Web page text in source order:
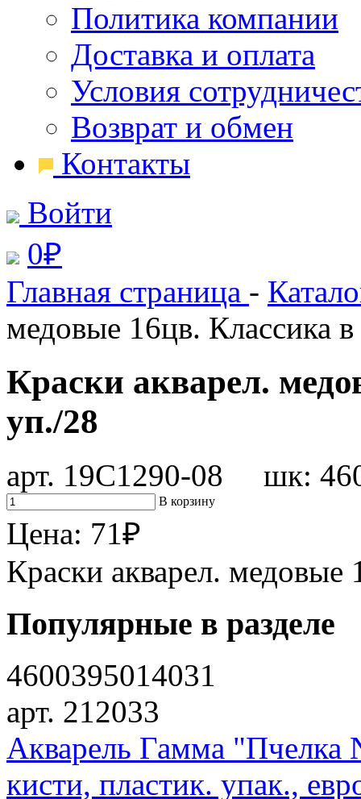
Политика компании
Доставка и оплата
Условия
Возврат и обмен
Контакты
Войти
0₽
Главная страница -
медовые 16цв. Классика
Краски акварел.
уп./28
арт. 19С1290-08 шк:
В корзину
Цена: 71₽
Краски акварел. медовые
Популярные в разделе
4600395014031
арт. 212033
Акварель Гамма "Пчелка
кисти, пластик. упак.,